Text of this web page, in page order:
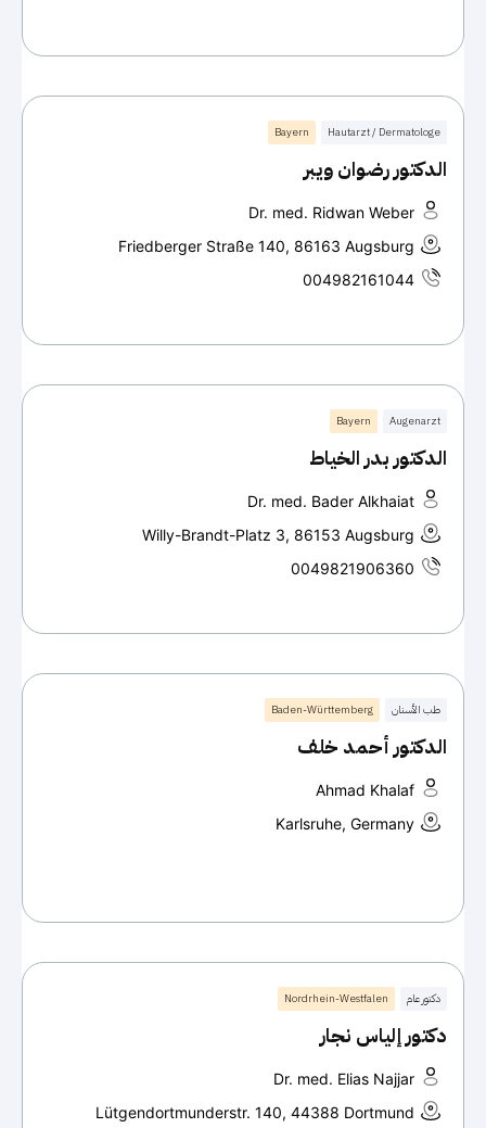
Hautarzt / Dermatologe
Bayern
الدكتور رضوان ويبر
Dr. med. Ridwan Weber
Friedberger Straße 140, 86163 Augsburg
004982161044
Augenarzt
Bayern
الدكتور بدر الخياط
Dr. med. Bader Alkhaiat
Willy-Brandt-Platz 3, 86153 Augsburg
0049821906360
طب الأسنان Baden-Württemberg
الدكتور أحمد خلف
Ahmad Khalaf
Karlsruhe, Germany
دكتور عام Nordrhein-Westfalen
دكتور إلياس نجار
Dr. med. Elias Najjar
Lütgendortmunderstr. 140, 44388 Dortmund